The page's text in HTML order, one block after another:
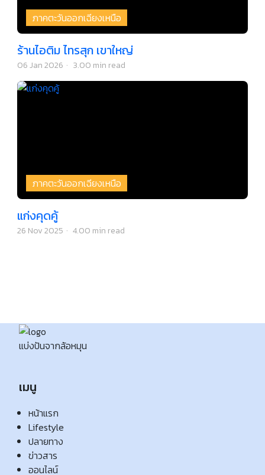
ภาคตะวันออกเฉียงเหนือ
ร้านไอติม ไทรสุก เขาใหญ่
06 Jan 2026 · 3.00 min read
ภาคตะวันออกเฉียงเหนือ
แก่งคุดคู้
26 Nov 2025 · 4.00 min read
แบ่งปันจากล้อหมุน
เมนู
หน้าแรก
Lifestyle
ปลายทาง
ข่าวสาร
ออนไลน์